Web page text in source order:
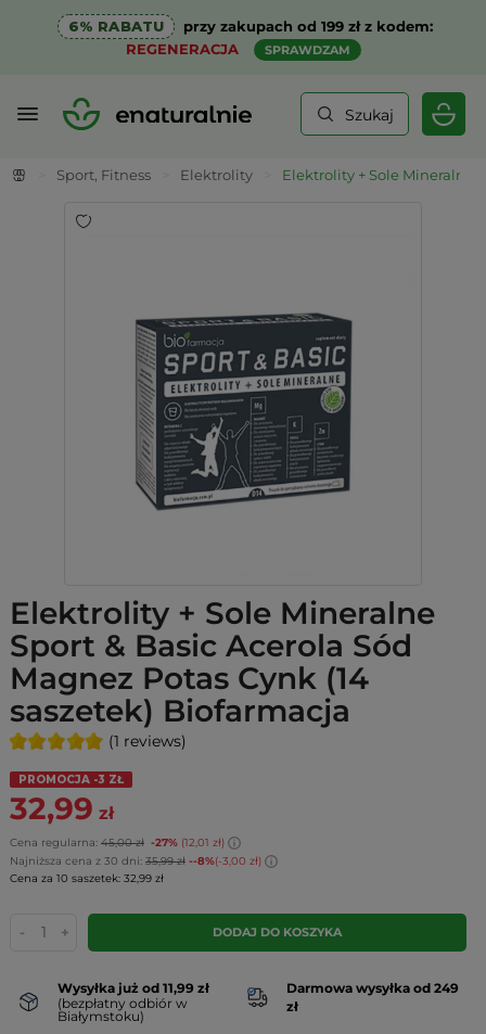
6% RABATU
przy zakupach od 199 zł z kodem:
REGENERACJA
SPRAWDZAM
Szukaj
Sport, Fitness Elektrolity Elektrolity + Sole Mineralne
Elektrolity + Sole Mineralne
Sport & Basic Acerola Sód
Magnez Potas Cynk (14
saszetek) Biofarmacja
(1 reviews)
PROMOCJA -3 ZŁ
32,99 zł
Cena regularna: 45,00 zł -27% (12,01 zł)
Najniższa cena z 30 dni: 35,99 zł --8%(-3,00 zł)
Cena za 10 saszetek: 32,99 zł
- + DODAJ DO KOSZYKA
Wysyłka już od 11,99 zł
(bezpłatny odbiór w
Białymstoku)
Darmowa wysyłka od 249
zł